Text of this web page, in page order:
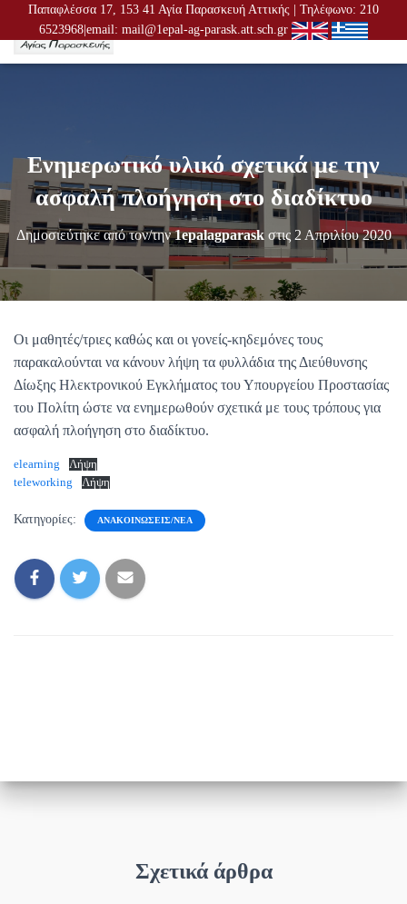
Παπαφλέσσα 17, 153 41 Αγία Παρασκευή Αττικής | Τηλέφωνο: 210
6523968|email: mail@1epal-ag-parask.att.sch.gr
Ν
Ή
Π
Λ
Ο
Ή
Γ
Η
Η
Ενημερωτικό υλικό σχετικά με την
ασφαλή πλοήγηση στο διαδίκτυο
Δημοσιεύτηκε από τον/την1epalagparaskστις 2 Απριλίου 2020
Οι μαθητές/τριες καθώς και οι γονείς-κηδεμόνες τους
παρακαλούνται να κάνουν λήψη τα φυλλάδια της Διεύθυνσης
Δίωξης Ηλεκτρονικού Εγκλήματος του Υπουργείου Προστασίας
του Πολίτη ώστε να ενημερωθούν σχετικά με τους τρόπους για
ασφαλή πλοήγηση στο διαδίκτυο.
elearning
Λήψη
teleworking
Λήψη
Κατηγορίες: ΑΝΑΚΟΙΝΏΣΕΙΣ/ΝΈΑ
Σχετικά άρθρα